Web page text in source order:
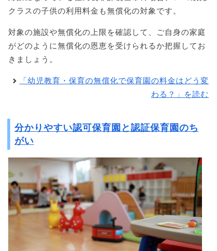
クラスの子供の利用料金も無償化の対象です。
対象の施設や無償化の上限を確認して、ご自身の家庭
がどのように無償化の恩恵を受けられるか把握してお
きましょう。
「幼児教育・保育の無償化で保育園の料金はどう変
わる？」を読む
分かりやすい認可保育園と認証保育園のち
がい